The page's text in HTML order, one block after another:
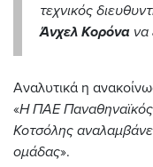
τεχνικός
Άνχελ Κορόνα να
Αναλυτικά η
«Η ΠΑΕ Παναθηναϊκός
Κοτσόλης
ομάδας».